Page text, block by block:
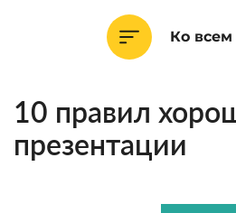
Ко всем
10 правил
презентации